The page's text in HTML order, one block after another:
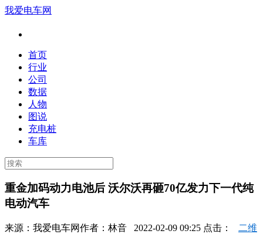
我爱电车网
首页
行业
公司
数据
人物
图说
充电桩
车库
重金加码动力电池后 沃尔沃再砸70亿发力下一代纯
电动汽车
来源： 我爱电车网作者： 林音 2022-02-09 09:25 点击： 二维